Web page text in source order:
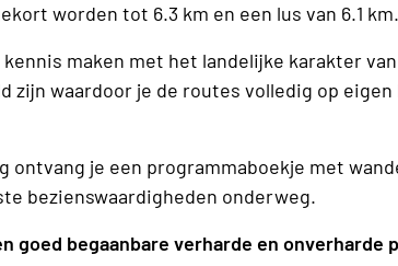
worden tot 6.3 km en een lus van 6.1 km.
maken met het landelijke karakter
zijn waardoor je de routes volledig op eigen
ontvang je een programmaboekje met
bezienswaardigheden onderweg.
goed begaanbare verharde en onverharde